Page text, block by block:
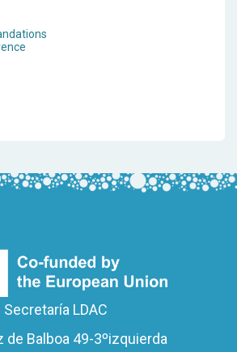
Secretaría LDAC
de Balboa 49-3ºizquierda